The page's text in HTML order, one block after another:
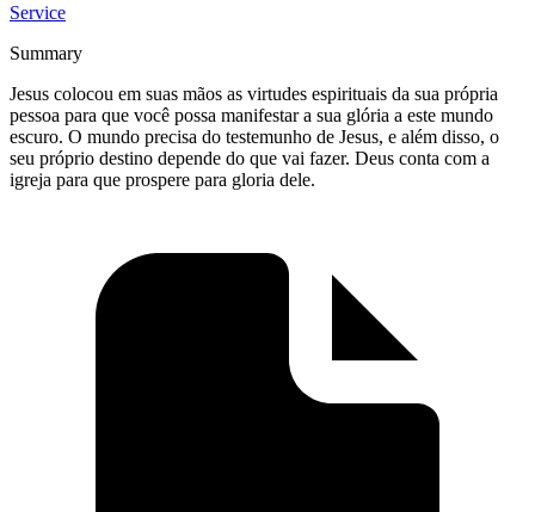
Service
Summary
Jesus colocou em suas mãos as virtudes espirituais da sua própria
pessoa para que você possa manifestar a sua glória a este mundo
escuro. O mundo precisa do testemunho de Jesus, e além disso, o
seu próprio destino depende do que vai fazer. Deus conta com a
igreja para que prospere para gloria dele.